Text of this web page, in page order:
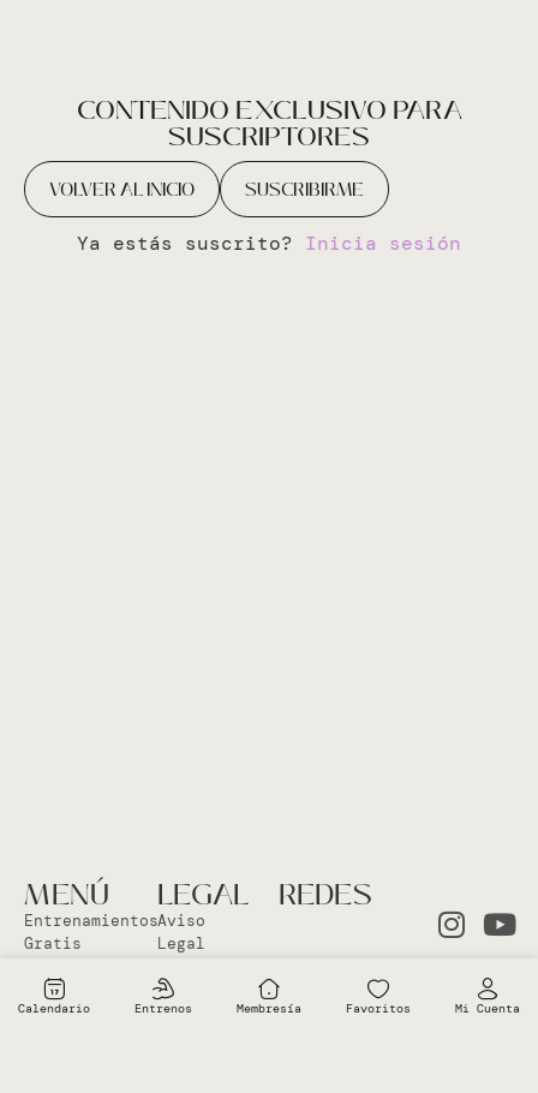
CONTENIDO EXCLUSIVO PARA
SUSCRIPTORES
VOLVER AL INICIO SUSCRIBIRME
Ya estás suscrito? Inicia sesión
MENÚ
Entrenamientos
Gratis
Clases en
el Studio
LEGAL
Aviso
Legal
Política
Cookies
REDES
Calendario Entrenos Membresía Favoritos Mi Cuenta